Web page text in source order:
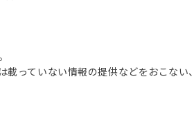
っていない情報の提供などをおこない、